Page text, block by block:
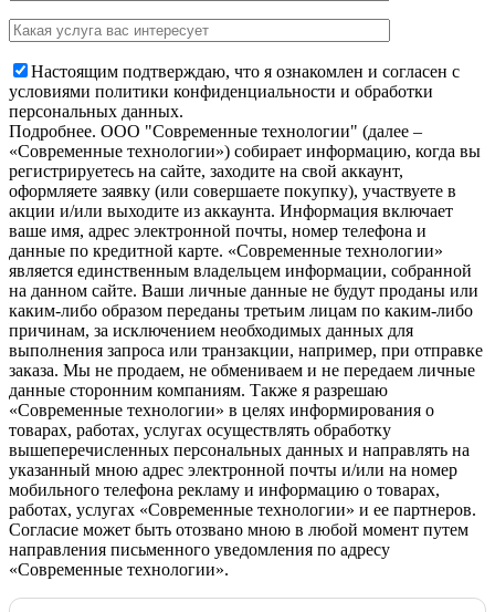
Настоящим подтверждаю, что я ознакомлен и согласен с
условиями политики конфиденциальности и обработки
персональных данных.
Подробнее. OOO "Современные технологии" (далее –
«Современные технологии») собирает информацию, когда вы
регистрируетесь на сайте, заходите на свой аккаунт,
оформляете заявку (или совершаете покупку), участвуете в
акции и/или выходите из аккаунта. Информация включает
ваше имя, адрес электронной почты, номер телефона и
данные по кредитной карте. «Современные технологии»
является единственным владельцем информации, собранной
на данном сайте. Ваши личные данные не будут проданы или
каким-либо образом переданы третьим лицам по каким-либо
причинам, за исключением необходимых данных для
выполнения запроса или транзакции, например, при отправке
заказа. Мы не продаем, не обмениваем и не передаем личные
данные сторонним компаниям. Также я разрешаю
«Современные технологии» в целях информирования о
товарах, работах, услугах осуществлять обработку
вышеперечисленных персональных данных и направлять на
указанный мною адрес электронной почты и/или на номер
мобильного телефона рекламу и информацию о товарах,
работах, услугах «Современные технологии» и ее партнеров.
Согласие может быть отозвано мною в любой момент путем
направления письменного уведомления по адресу
«Современные технологии».